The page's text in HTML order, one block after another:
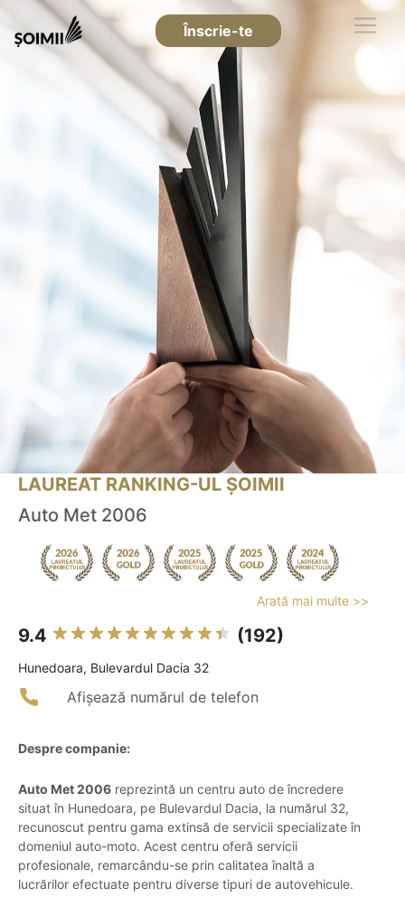
Înscrie-te
LAUREAT RANKING-UL ȘOIMII
Auto Met 2006
Arată mai multe >>
9.4 (192)
Hunedoara, Bulevardul Dacia 32
Afișează numărul de telefon
Despre companie:
Auto Met 2006 reprezintă un centru auto de încredere
situat în Hunedoara, pe Bulevardul Dacia, la numărul 32,
recunoscut pentru gama extinsă de servicii specializate în
domeniul auto-moto. Acest centru oferă servicii
profesionale, remarcându-se prin calitatea înaltă a
lucrărilor efectuate pentru diverse tipuri de autovehicule.